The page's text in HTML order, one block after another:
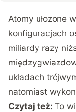
Atomy ułożone
konfiguracjach
miliardy razy
układach
natomiast
Czytaj też:To